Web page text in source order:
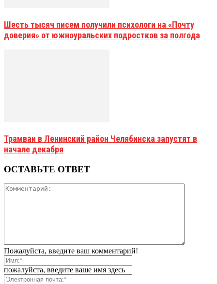
Шесть тысяч писем получили психологи на «Почту
доверия» от южноуральских подростков за полгода
Трамваи в Ленинский район Челябинска запустят в
начале декабря
ОСТАВЬТЕ ОТВЕТ
Пожалуйста, введите ваш комментарий!
пожалуйста, введите ваше имя здесь